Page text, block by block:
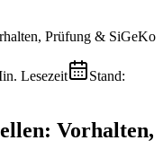
Prüfung & SiGeKo
Lesezeit
Stand:
Vorhalten,